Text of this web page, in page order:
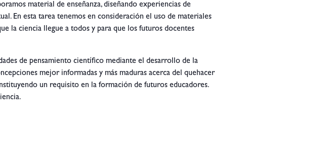
material de enseñanza, diseñando experiencias de
En esta tarea tenemos en consideración el uso de materiales
la ciencia llegue a todos y para que los futuros docentes
de pensamiento científico mediante el desarrollo de la
mejor informadas y más maduras acerca del quehacer
un requisito en la formación de futuros educadores.